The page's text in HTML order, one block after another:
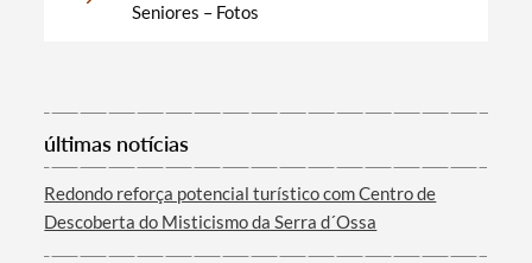
Categorias gerais
Seniores – Fotos
últimas notícias
Redondo reforça potencial turístico com Centro de
Descoberta do Misticismo da Serra d´Ossa